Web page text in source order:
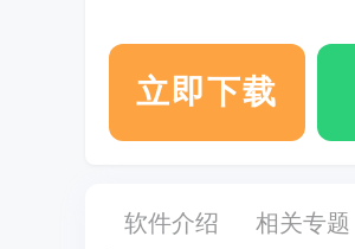
立即下载
软件介绍 相关专题